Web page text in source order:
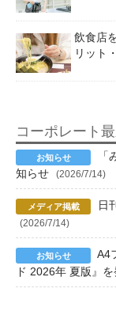
飲食店
リット
コーポレート
知らせ
(2026/7/14)
日
(2026/7/14)
A4
ド 2026年 夏版』